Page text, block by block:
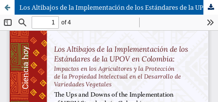
Los Altibajos de la Implementación de los Estándares de la UPOV en Colombia: Impactos en los Agricultores y la Protección de la Propiedad Intelectual en el Desarrollo de Variedades Vegetales